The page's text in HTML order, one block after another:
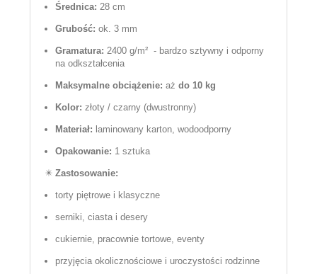
Średnica: 28 cm
Grubość: ok. 3 mm
Gramatura: 2400 g/m² - bardzo sztywny i odporny
na odkształcenia
Maksymalne obciążenie: aż do 10 kg
Kolor: złoty / czarny (dwustronny)
Materiał: laminowany karton, wodoodporny
Opakowanie: 1 sztuka
✴️ Zastosowanie:
torty piętrowe i klasyczne
serniki, ciasta i desery
cukiernie, pracownie tortowe, eventy
przyjęcia okolicznościowe i uroczystości rodzinne